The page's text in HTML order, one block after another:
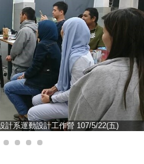
計系運動設計工作營 107/5/22(五)